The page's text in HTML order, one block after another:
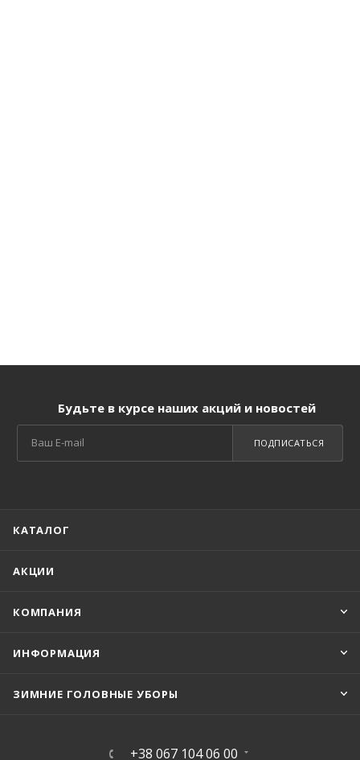
Будьте в курсе наших акций и новостей
ПОДПИСАТЬСЯ
КАТАЛОГ
АКЦИИ
КОМПАНИЯ
ИНФОРМАЦИЯ
ЗИМНИЕ ГОЛОВНЫЕ УБОРЫ
+38 067 104 06 00